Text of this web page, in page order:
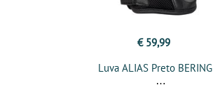
€ 59,99
Luva ALIAS Preto BERING